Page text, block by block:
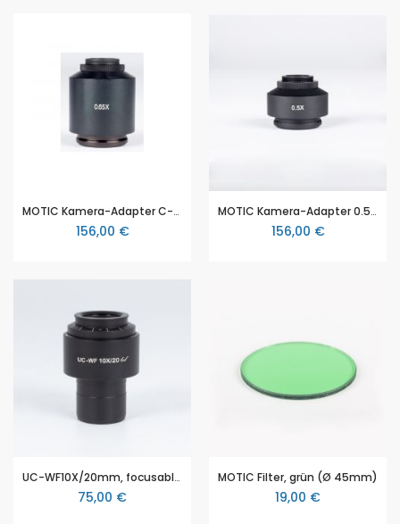
MOTIC Kamera-Adapter C-Mount Kamera Adapter 0.65x für 2/3"
156,00 €
MOTIC Kamera-Adapter 0.5x C-Mount Kamera Adapter für 1/3" und 1/2"
156,00 €
UC-WF10X/20mm, focusable with diopter adjustment
75,00 €
MOTIC Filter, grün (Ø 45mm)
19,00 €